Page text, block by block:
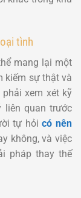
tình
mang lại một
kiếm sự thật và
xem xét kỹ
liên quan trước
tự hỏicó nên
không, và việc
pháp thay thế